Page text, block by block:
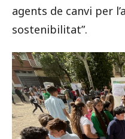
agents de canvi per
sostenibilitat”.